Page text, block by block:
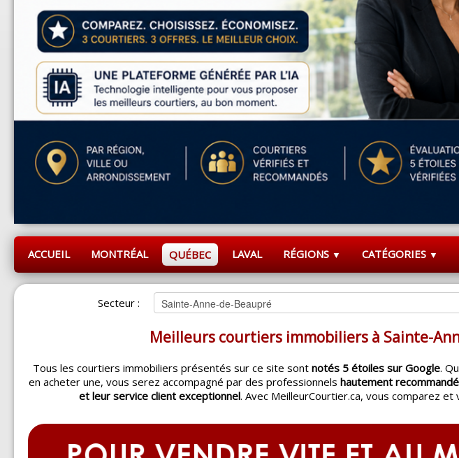
ACCUEIL MONTRÉAL QUÉBEC LAVAL RÉGIONS ▼ CATÉGORIES ▼
Secteur :
Meilleurs courtiers immobiliers à Sainte-
Tous les courtiers immobiliers présentés sur ce site sont notés 5 étoiles sur Google.
en acheter une, vous serez accompagné par des professionnels hautement
et leur service client exceptionnel. Avec MeilleurCourtier.ca, vous comparez